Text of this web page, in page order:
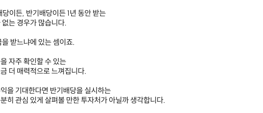
이든, 반기배당이든 1년 동안 받는
는 경우가 많습니다.
받느냐에 있는 셈이죠.
자주 확인할 수 있는
더 매력적으로 느껴집니다.
을 기대한다면 반기배당을 실시하는
히 관심 있게 살펴볼 만한 투자처가 아닐까 생각합니다.